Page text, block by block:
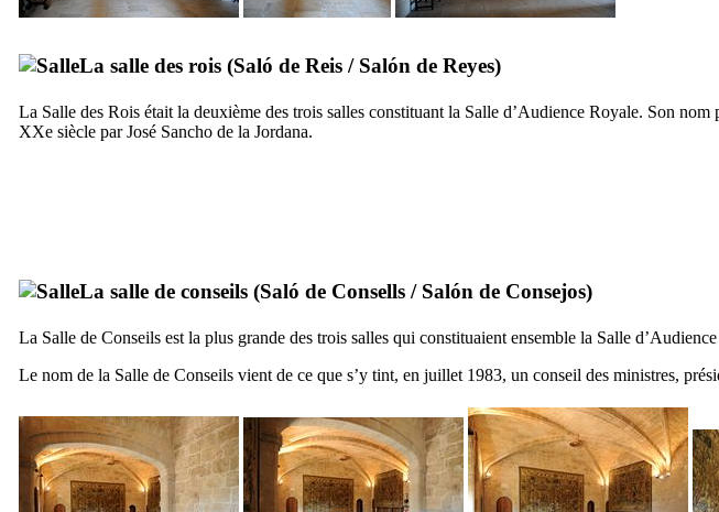
La salle des rois (Saló de Reis / Salón de Reyes)
La Salle des Rois était la deuxième des trois salles constituant la Salle d’Audience Royale. Son
XXe siècle parJosé Sancho de la Jordana.
La salle de conseils (Saló de Consells / Salón de Consejos)
La Salle de Conseils est la plus grande des trois salles qui constituaient ensemble la Salle
Le nom de la Salle de Conseils vient de ce que s’y tint, en juillet 1983, un conseil des ministres,